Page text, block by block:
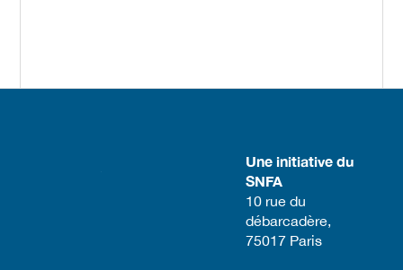
Une initiative du
SNFA
​10 rue du
débarcadère,
75017 Paris​